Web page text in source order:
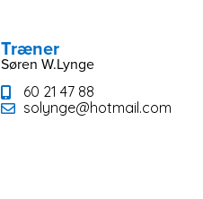
Træner
Søren W.Lynge
60 21 47 88
solynge@hotmail.com